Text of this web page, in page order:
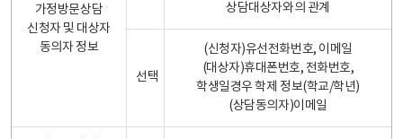
가정방문상담
신청자 및 대상자
동의자 정보
상담대상자와의 관계
선택
(신청자)유선전화번호, 이메일
(대상자)휴대폰번호, 전화번호,
학생일경우 학제 정보(학교/학년)
(상담동의자)이메일